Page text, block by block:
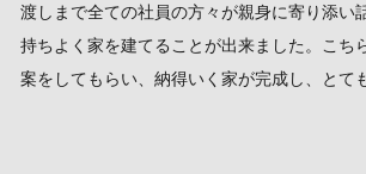
渡しまで全ての社員の方々が親身に寄り添い
持ちよく家を建てることが出来ました。こち
案をしてもらい、納得いく家が完成し、とて